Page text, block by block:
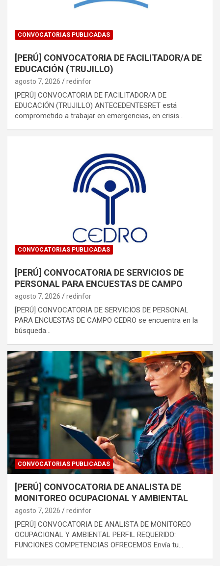
CONVOCATORIAS PUBLICADAS
[PERÚ] CONVOCATORIA DE FACILITADOR/A DE
EDUCACIÓN (TRUJILLO)
agosto 7, 2026 redinfor
[PERÚ] CONVOCATORIA DE FACILITADOR/A DE
EDUCACIÓN (TRUJILLO) ANTECEDENTESRET está
comprometido a trabajar en emergencias, en crisis…
CONVOCATORIAS PUBLICADAS
[PERÚ] CONVOCATORIA DE SERVICIOS DE
PERSONAL PARA ENCUESTAS DE CAMPO
agosto 7, 2026 redinfor
[PERÚ] CONVOCATORIA DE SERVICIOS DE PERSONAL
PARA ENCUESTAS DE CAMPO CEDRO se encuentra en la
búsqueda…
CONVOCATORIAS PUBLICADAS
[PERÚ] CONVOCATORIA DE ANALISTA DE
MONITOREO OCUPACIONAL Y AMBIENTAL
agosto 7, 2026 redinfor
[PERÚ] CONVOCATORIA DE ANALISTA DE MONITOREO
OCUPACIONAL Y AMBIENTAL PERFIL REQUERIDO:
FUNCIONES COMPETENCIAS OFRECEMOS Envía tu…